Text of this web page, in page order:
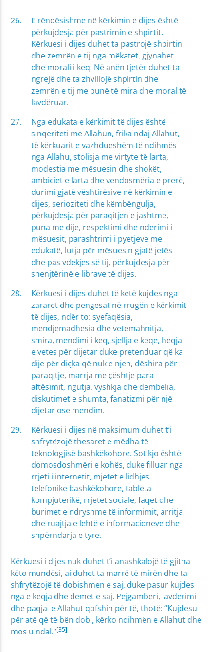
E rëndësishme në kërkimin e dijes është
përkujdesja për pastrimin e shpirtit.
Kërkuesi i dijes duhet ta pastrojë shpirtin
dhe zemrën e tij nga mëkatet, gjynahet
dhe morali i keq. Në anën tjetër duhet ta
ngrejë dhe ta zhvillojë shpirtin dhe
zemrën e tij me punë të mira dhe moral të
lavdëruar.
Nga edukata e kërkimit të dijes është
sinqeriteti me Allahun, frika ndaj Allahut,
të kërkuarit e vazhdueshëm të ndihmës
nga Allahu, stolisja me virtyte të larta,
modestia me mësuesin dhe shokët,
ambiciet e larta dhe vendosmëria e prerë,
durimi gjatë vështirësive në kërkimin e
dijes, serioziteti dhe këmbëngulja,
përkujdesja për paraqitjen e jashtme,
puna me dije, respektimi dhe nderimi i
mësuesit, parashtrimi i pyetjeve me
edukatë, lutja për mësuesin gjatë jetës
dhe pas vdekjes së tij, përkujdesja për
shenjtërinë e librave të dijes.
Kërkuesi i dijes duhet të ketë kujdes nga
zararet dhe pengesat në rrugën e kërkimit
të dijes, ndër to: syefaqësia,
mendjemadhësia dhe vetëmahnitja,
smira, mendimi i keq, sjellja e keqe, heqja
e vetes për dijetar duke pretenduar që ka
dije për diçka që nuk e njeh, dëshira për
paraqitje, marrja me çështje para
aftësimit, ngutja, vyshkja dhe dembelia,
diskutimet e shumta, fanatizmi për një
dijetar ose mendim.
Kërkuesi i dijes në maksimum duhet t’i
shfrytëzojë thesaret e mëdha të
teknologjisë bashkëkohore. Sot kjo është
domosdoshmëri e kohës, duke filluar nga
rrjeti i internetit, mjetet e lidhjes
telefonike bashkëkohore, tableta
kompjuterikë, rrjetet sociale, faqet dhe
burimet e ndryshme të informimit, arritja
dhe ruajtja e lehtë e informacioneve dhe
shpërndarja e tyre.
Kërkuesi i dijes nuk duhet t’i anashkalojë të gjitha
këto mundësi, ai duhet ta marrë të mirën dhe ta
shfrytëzojë të dobishmen e saj, duke pasur kujdes
nga e keqja dhe dëmet e saj. Pejgamberi, lavdërimi
dhe paqja e Allahut qofshin për të, thotë: “Kujdesu
për atë që të bën dobi, kërko ndihmën e Allahut dhe
mos u ndal.”[35]